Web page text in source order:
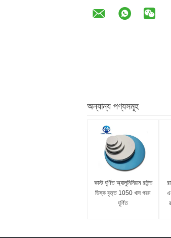
অন্যান্য পণ্যসমূহ
কাস্ট ঘূর্ণিত অ্যালুমিনিয়াম রাউন্ড
ডিস্ক বৃত্ত 1050 খাদ গরম
ঘূর্ণিত